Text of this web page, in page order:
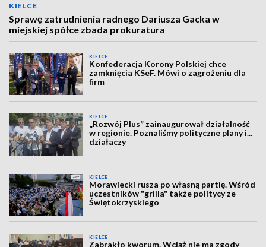
KIELCE
Sprawę zatrudnienia radnego Dariusza Gacka w
miejskiej spółce zbada prokuratura
KIELCE
Konfederacja Korony Polskiej chce
zamknięcia KSeF. Mówi o zagrożeniu dla
firm
KIELCE
„Rozwój Plus” zainaugurował działalność
w regionie. Poznaliśmy polityczne plany i...
działaczy
KIELCE
Morawiecki rusza po własną partię. Wśród
uczestników "grilla" także politycy ze
Świętokrzyskiego
KIELCE
Zabrakło kworum. Wciąż nie ma zgody